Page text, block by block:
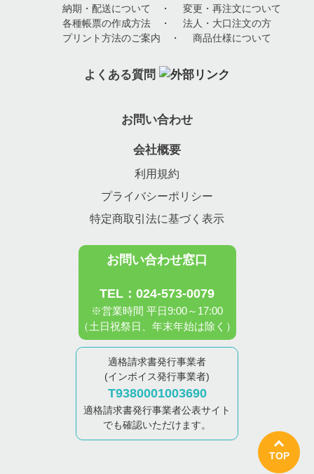
TOP
納期・配送について
・ 変更・再注文について
各種帳票の作成方法 ・ 法人・大口注文の方
プリント方法のご案内 ・ 商品仕様について
よくある質問
お問い合わせ
会社概要
利用規約
プライバシーポリシー
特定商取引法に基づく表示
お問い合わせ窓口
TEL：024-573-0079
※営業時間 平日9:00～17:00
（土日祝祭日、年末年始は除く）
適格請求書発行事業者
(インボイス発行事業者)
T9380001003690
適格請求書発行事業者公表サイト
でも確認いただけます。